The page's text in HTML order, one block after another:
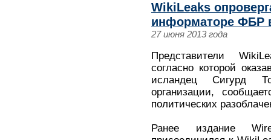
WikiLeaks
информаторе ФБР
27 июня 2013 года
Представители
согласно которой
исландец Сигурд
организации,
политических
Ранее издание